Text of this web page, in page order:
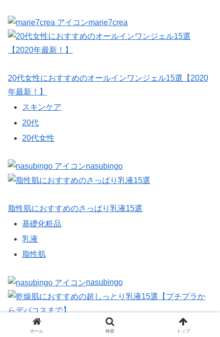
marie7crea
20代女性におすすめのオールインワンジェル15選【2020
年最新！】
スキンケア
20代
20代女性
nasubingo
脂性肌におすすめのさっぱり乳液15選
基礎化粧品
乳液
脂性肌
nasubingo
ホーム 検索 トップ